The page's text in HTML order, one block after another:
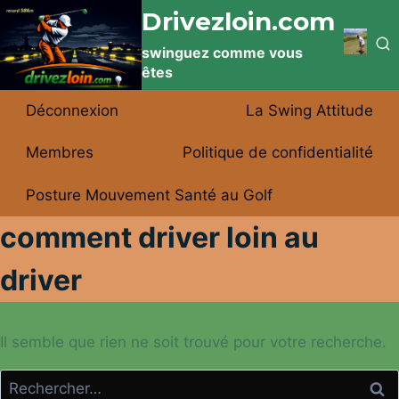
Aller
au
contenu
Drivezloin.com
swinguez comme vous
êtes
Déconnexion La Swing Attitude
Membres Politique de confidentialité
Posture Mouvement Santé au Golf
comment driver loin au
driver
Il semble que rien ne soit trouvé pour votre recherche.
Rechercher :